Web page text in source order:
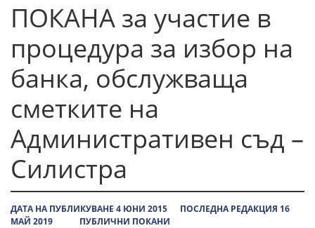
ПОКАНА за участие в
процедура за избор на
банка, обслужваща
сметките на
Административен съд –
Силистра
ДАТА НА ПУБЛИКУВАНЕ 4 ЮНИ 2015
ПОСЛЕДНА РЕДАКЦИЯ 16
МАЙ 2019
ПУБЛИЧНИ ПОКАНИ